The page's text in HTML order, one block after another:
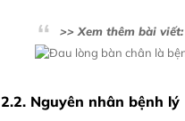
>> Xem thêm bài
2.2. Nguyên nhân bệnh lý